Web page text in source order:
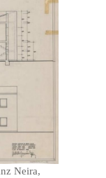
Neira,